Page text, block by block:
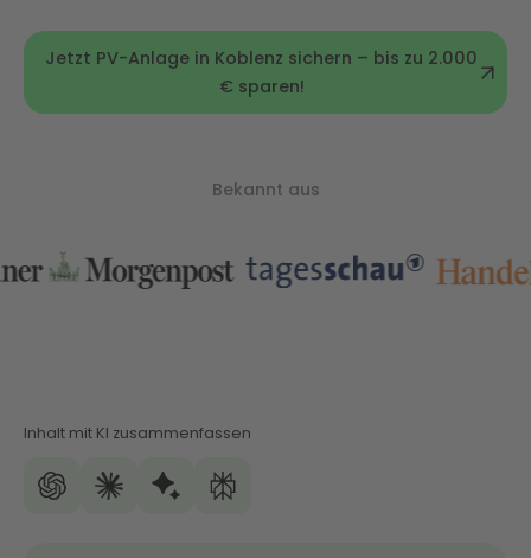
Jetzt PV-Anlage in Koblenz sichern – bis zu 2.000
€ sparen!
Bekannt aus
Inhalt mit KI zusammenfassen